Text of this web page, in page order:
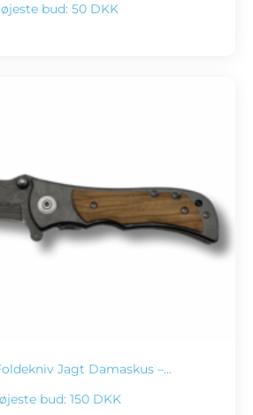
bud: 50 DKK
Jagt Damaskus –…
bud: 150 DKK